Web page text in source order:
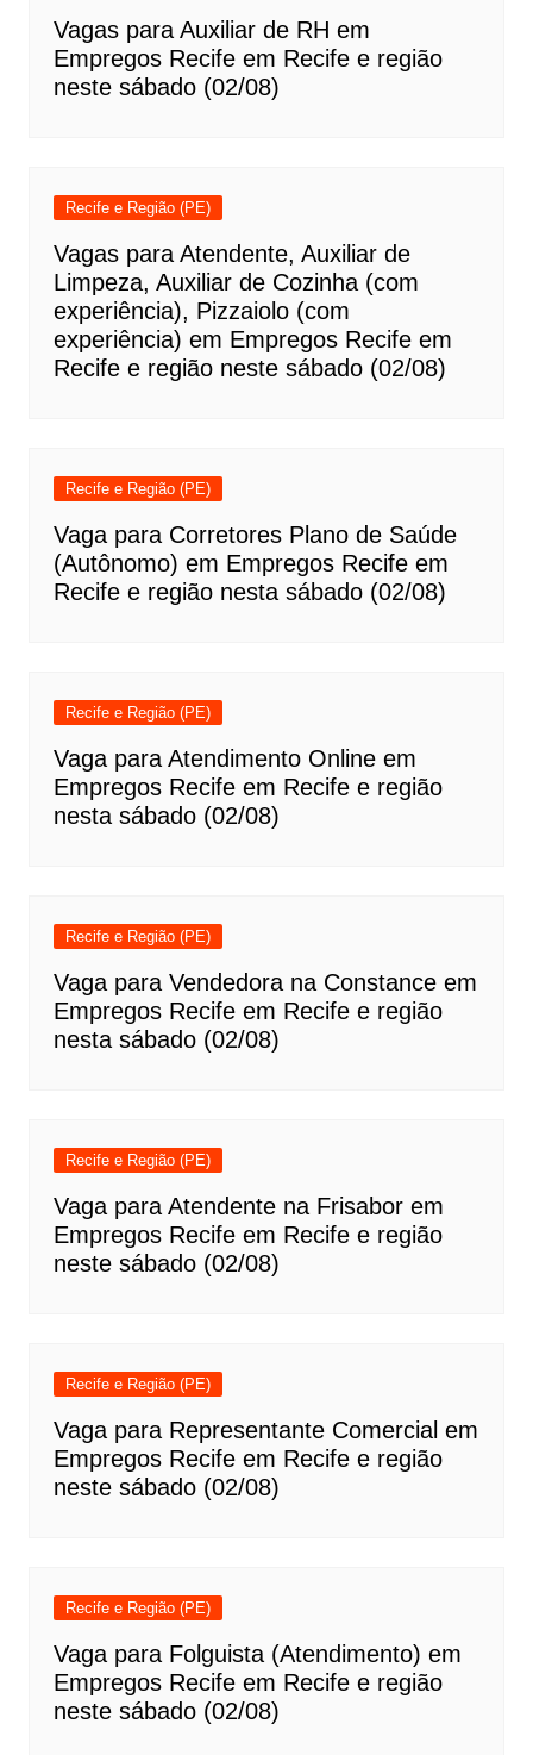
Vagas para Auxiliar de RH em
Empregos Recife em Recife e região
neste sábado (02/08)
Recife e Região (PE)
Vagas para Atendente, Auxiliar de
Limpeza, Auxiliar de Cozinha (com
experiência), Pizzaiolo (com
experiência) em Empregos Recife em
Recife e região neste sábado (02/08)
Recife e Região (PE)
Vaga para Corretores Plano de Saúde
(Autônomo) em Empregos Recife em
Recife e região nesta sábado (02/08)
Recife e Região (PE)
Vaga para Atendimento Online em
Empregos Recife em Recife e região
nesta sábado (02/08)
Recife e Região (PE)
Vaga para Vendedora na Constance em
Empregos Recife em Recife e região
nesta sábado (02/08)
Recife e Região (PE)
Vaga para Atendente na Frisabor em
Empregos Recife em Recife e região
neste sábado (02/08)
Recife e Região (PE)
Vaga para Representante Comercial em
Empregos Recife em Recife e região
neste sábado (02/08)
Recife e Região (PE)
Vaga para Folguista (Atendimento) em
Empregos Recife em Recife e região
neste sábado (02/08)